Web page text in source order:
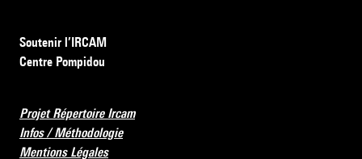
Soutenir l’IRCAM
Centre Pompidou
Projet Répertoire Ircam
Infos / Méthodologie
Mentions Légales